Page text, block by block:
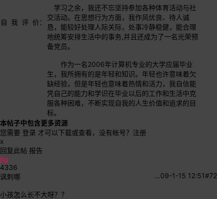
自 我 评 价：
学习之余，我还不忘坚持参加各种体育活动与社
交活动。在思想行为方面，我作风优良、待人诚
恳，能较好处理人际关际，处事冷静稳健，能合理
地统筹安排生活中的事务,并且还成为了一名光荣预
备党员。
作为一名2006年计算机专业的大学应届毕业
生，我所拥有的是年轻和知识。年轻也许意味着欠
缺经验，但是年轻也意味着热情和活力，我自信能
凭自己的能力和学识在毕业以后的工作和生活中克
服各种困难，不断实现自我的人生价值和追求的目
标。
本帖子中包含更多资源
您需要 登录 才可以下载或查看，没有帐号？ 注册
x
回复此帖 报告
jtg
4336
#72
09-1-15 12:51
…
讽刺哪
小孩怎么长不大呀？？